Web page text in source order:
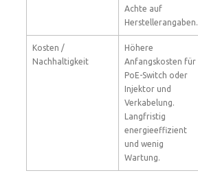
Achte auf
Herstellerangaben.
Kosten /
Nachhaltigkeit
Höhere
Anfangskosten für
PoE-Switch oder
Injektor und
Verkabelung.
Langfristig
energieeffizient
und wenig
Wartung.